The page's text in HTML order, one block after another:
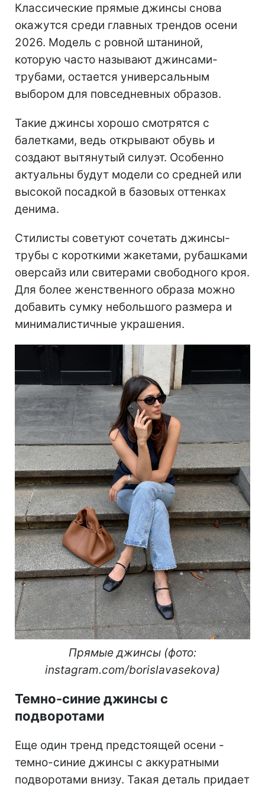
Классические прямые джинсы снова
окажутся среди главных трендов осени
2026. Модель с ровной штаниной,
которую часто называют джинсами-
трубами, остается универсальным
выбором для повседневных образов.
Такие джинсы хорошо смотрятся с
балетками, ведь открывают обувь и
создают вытянутый силуэт. Особенно
актуальны будут модели со средней или
высокой посадкой в базовых оттенках
денима.
Стилисты советуют сочетать джинсы-
трубы с короткими жакетами, рубашками
оверсайз или свитерами свободного кроя.
Для более женственного образа можно
добавить сумку небольшого размера и
минималистичные украшения.
Прямые джинсы (фото:
instagram.com/borislavasekova)
Темно-синие джинсы с
подворотами
Еще один тренд предстоящей осени -
темно-синие джинсы с аккуратными
подворотами внизу. Такая деталь придает